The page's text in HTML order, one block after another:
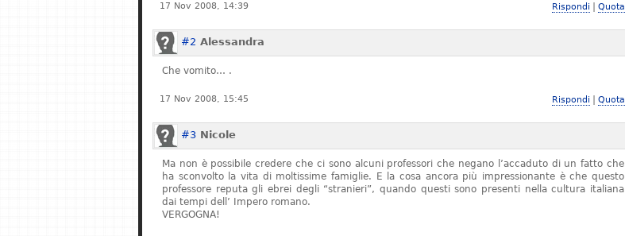
17 Nov 2008, 14:39 Rispondi Quota
#2 Alessandra
Che vomito… .
17 Nov 2008, 15:45 Rispondi Quota
#3 Nicole
Ma non è possibile credere che ci sono alcuni professori che negano l’accaduto di un fatto che
ha sconvolto la vita di moltissime famiglie. E la cosa ancora più impressionante è che questo
professore reputa gli ebrei degli “stranieri”, quando questi sono presenti nella cultura italiana
dai tempi dell’ Impero romano.
VERGOGNA!